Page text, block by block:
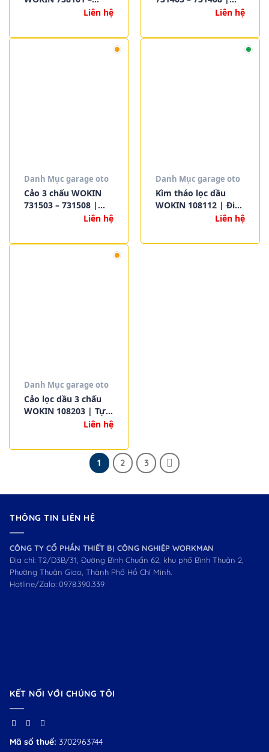
738105 | Tải trọng từ
chuẩn CE
Liên hệ
tháo bạc đạn, puly và
Liên hệ
Danh Mục garage oto
Cảo 3 chấu WOKIN
731503 – 731508 |
tháo bạc đạn, bánh
Liên hệ
Danh Mục garage oto
Kìm tháo lọc dầu
WOKIN 108112 | Điều
chỉnh linh hoạt 65–
chắn, tháo lọc dầu dễ
Liên hệ
Danh Mục garage oto
Cảo lọc dầu 3 chấu
WOKIN 108203 | Tự
siết chặt khi xoay,
chóng và hiệu quả
Liên hệ
1 2 3
THÔNG TIN LIÊN HỆ
CÔNG TY CỔ PHẦN THIẾT BỊ CÔNG NGHIỆP WORKMAN
Địa chỉ: T2/D3B/31, Đường Bình Chuẩn 62, khu phố Bình Thuận 2,
Phường Thuận Giao, Thành Phố Hồ Chí Minh.
Hotline/Zalo: 0978.390.339
KẾT NỐI VỚI CHÚNG TÔI
Mã số thuế: 3702963744